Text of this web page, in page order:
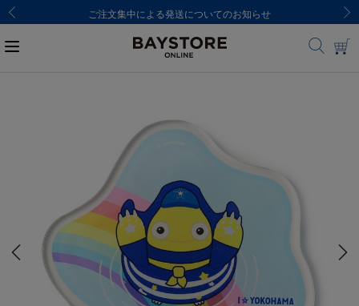
ご注文集中による発送についてのお知らせ